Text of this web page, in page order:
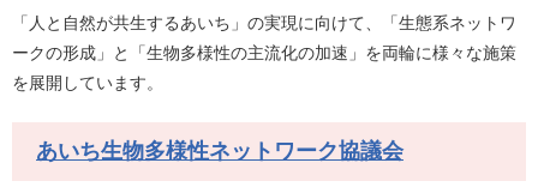
「人と自然が共生するあいち」の実現に向けて、「生態系ネットワ
ークの形成」と「生物多様性の主流化の加速」を両輪に様々な施策
を展開しています。
あいち生物多様性ネットワーク協議会